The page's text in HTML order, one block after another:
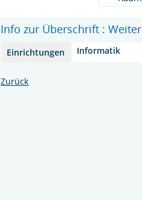
Info zur Überschrift :
Einrichtungen Informatik
Zurück